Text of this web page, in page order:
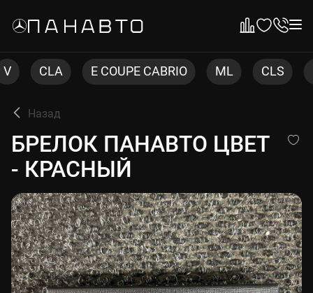
E COUPE CABRIO ML CLS C COUPE
Назад
БРЕЛОК ПАНАВТО ЦВЕТ -
БРЕЛОК ПАНАВТО ЦВЕТ
- КРАСНЫЙ